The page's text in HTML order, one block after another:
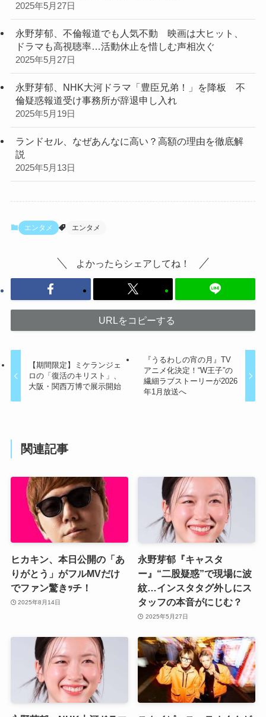
2025年5月27日
永野芽郁、不倫報道でも人気不動 映画は大ヒット、
ドラマも高視聴率…活動休止を惜しむ声相次ぐ
2025年5月27日
永野芽郁、NHK大河ドラマ「豊臣兄弟！」を降板 不
倫疑惑報道受け事務所が辞退申し入れ
2025年5月19日
ランドセル、なぜあんなに高い？高額の理由を徹底解
説
2025年5月13日
エンタメ エンタメ
よかったらシェアしてね！
URLをコピーする
【期間限定】ミケランジェ
ロの「復活のキリスト」、
大阪・関西万博で展示開始
『うるわしの宵の月』TV
アニメ化決定！“W王子”の
繊細ラブストーリーが2026
年1月放送へ
関連記事
ヒカキン、本日公開の「あ
りがとう」がフルMVだけ
でファン驚きｯチ！
2025年8月14日
永野芽郁『キャスタ
ー』“二股疑惑”で現場に波
紋…インスタタグ外しにス
タッフの本音がにじむ？
2025年5月27日